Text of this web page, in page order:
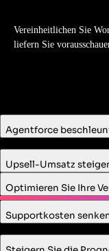
Vereinheitlichen Sie
liefern Sie
Agentforce
Identifizieren Sie
Mehrwert, in denen
anschließend die
von Kunden und
Upsell-Umsatz
Optimieren Sie Ihre
Supportkosten
Lösen Sie